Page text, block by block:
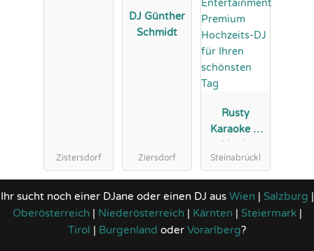
Zistersdorf
DJ Günther
Schmidt
Ziersdorf
Rusty
Karaoke &
Entertainme
nt Premium
Hochzeits-
DJ für Ihren
schönsten
Steinabrückl
Ihr sucht noch einer DJane oder einen DJ aus Wien | Salzburg |
Oberösterreich | Niederösterreich | Kärnten | Steiermark|
Tirol | Burgenland oder Vorarlberg?